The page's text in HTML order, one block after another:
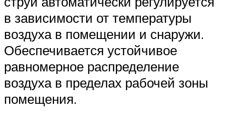
в зависимости от температуры
воздуха в помещении и снаружи.
Обеспечивается устойчивое
равномерное распределение
воздуха в пределах рабочей зоны
помещения.